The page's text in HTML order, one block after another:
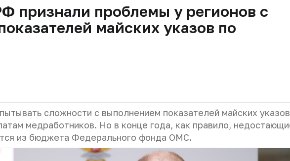
признали проблемы у регионов с
майских указов по
сложности с выполнением показателей майских указов
медработников. Но в конце года, как правило,
из бюджета Федерального фонда ОМС.